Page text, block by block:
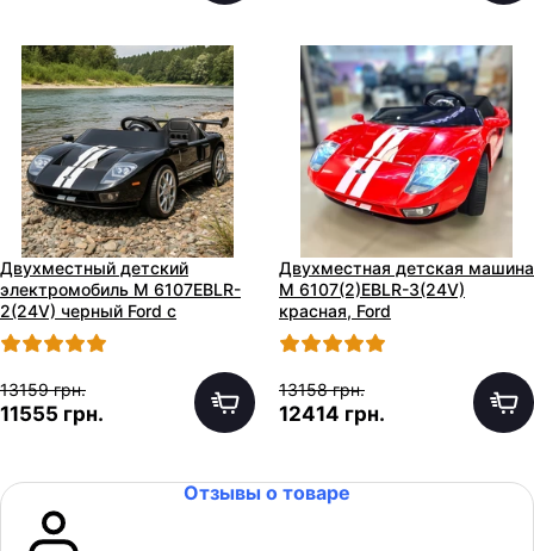
Двухместный детский
электромобиль M 6107EBLR-
2(24V) черный Ford с
четырьмя моторами
13159 грн.
11555 грн.
Двухместная детская машина
M 6107(2)EBLR-3(24V)
красная, Ford
13158 грн.
12414 грн.
Отзывы о товаре